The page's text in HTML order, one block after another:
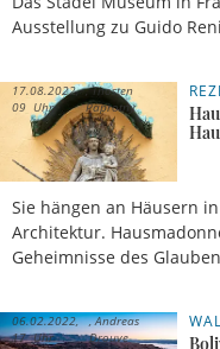
Ausstellung zu Guido
Sie hängen an Häusern
Architektur.
Geheimnisse des
17.08.2022,
09 Uhr
Thosten
Paprotny
06.02.2022,
17 Uhr
Andreas
Drouve